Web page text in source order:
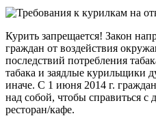
Курить запрещается! Закон
граждан от воздействия
последствий потребления
табака и заядлые курильщики
иначе. С 1 июня 2014 г.
над собой, чтобы справиться с
ресторан/кафе.